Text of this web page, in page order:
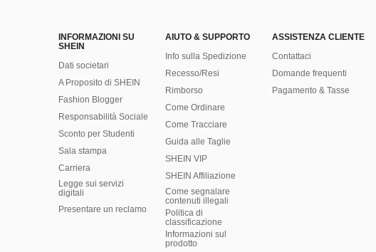
INFORMAZIONI SU
SHEIN
Dati societari
A Proposito di SHEIN
Fashion Blogger
Responsabilità Sociale
Sconto per Studenti
Sala stampa
Carriera
Legge sui servizi
digitali
Presentare un reclamo
AIUTO & SUPPORTO
Info sulla Spedizione
Recesso/Resi
Rimborso
Come Ordinare
Come Tracciare
Guida alle Taglie
SHEIN VIP
SHEIN Affiliazione
Come segnalare
contenuti illegali
Politica di
classificazione
​Informazioni sul
prodotto
ASSISTENZA CLIENTE
Contattaci
Domande frequenti
Pagamento & Tasse